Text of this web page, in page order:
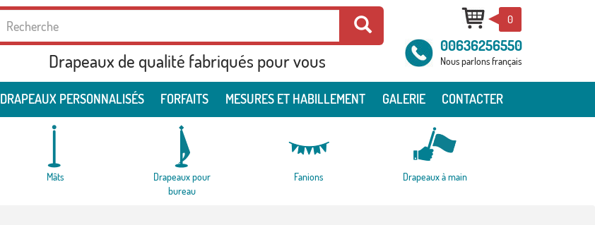
Drapeaux de qualité fabriqués pour vous
0
00636256550
Nous parlons français
DRAPEAUX PERSONNALISÉS FORFAITS MESURES ET HABILLEMENT GALERIE CONTACTER
Mâts
Drapeaux pour
bureau
Fanions Drapeaux à main